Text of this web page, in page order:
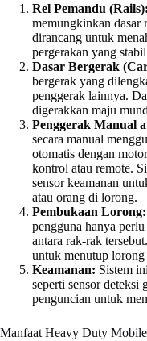
Rel Pemandu (Rails):
memungkinkan dasar
dirancang untuk
pergerakan yang
Dasar Bergerak
bergerak yang
penggerak lainnya.
digerakkan maju
Penggerak Manual
secara manual
otomatis dengan
kontrol atau remote.
sensor keamanan
atau orang di lorong.
Pembukaan Lorong:
pengguna hanya
antara rak-rak
untuk menutup lorong
Keamanan: Sistem
seperti sensor deteksi
penguncian untuk
Manfaat Heavy Duty